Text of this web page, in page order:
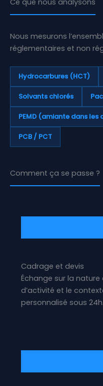
Ce que nous analysons
Nous mesurons
réglementaires et non
Hydrocarbures (HCT)
Solvants chlorés
PEMD (amiante dans les
PCB / PCT
Comment ça se passe ?
Cadrage et devis
Échange sur la nature
d’activité et le
personnalisé sous 24h.